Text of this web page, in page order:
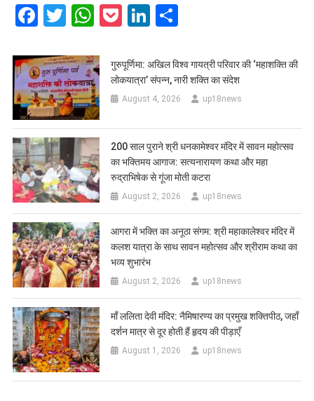
Facebook
Twitter
WhatsApp
PocketLinkedIn
गुरुपूर्णिमा: अखिल विश्व गायत्री परिवार की ‘महाशक्ति की
लोकयात्रा’ संपन्न, नारी शक्ति का संदेश
August 4, 2026 up18news
200 साल पुराने श्री धनकामेश्वर मंदिर में सावन महोत्सव
का भक्तिमय आगाज: सत्यनारायण कथा और महा
रुद्राभिषेक से गूंजा मोती कटरा
August 2, 2026 up18news
आगरा में भक्ति का अनूठा संगम: श्री महाकालेश्वर मंदिर में
कलश यात्रा के साथ सावन महोत्सव और श्रीराम कथा का
भव्य शुभारंभ
August 2, 2026 up18news
​माँ ललिता देवी मंदिर: नैमिषारण्य का प्रमुख शक्तिपीठ, जहाँ
दर्शन मात्र से दूर होती हैं हृदय की पीड़ाएँ
August 1, 2026 up18news